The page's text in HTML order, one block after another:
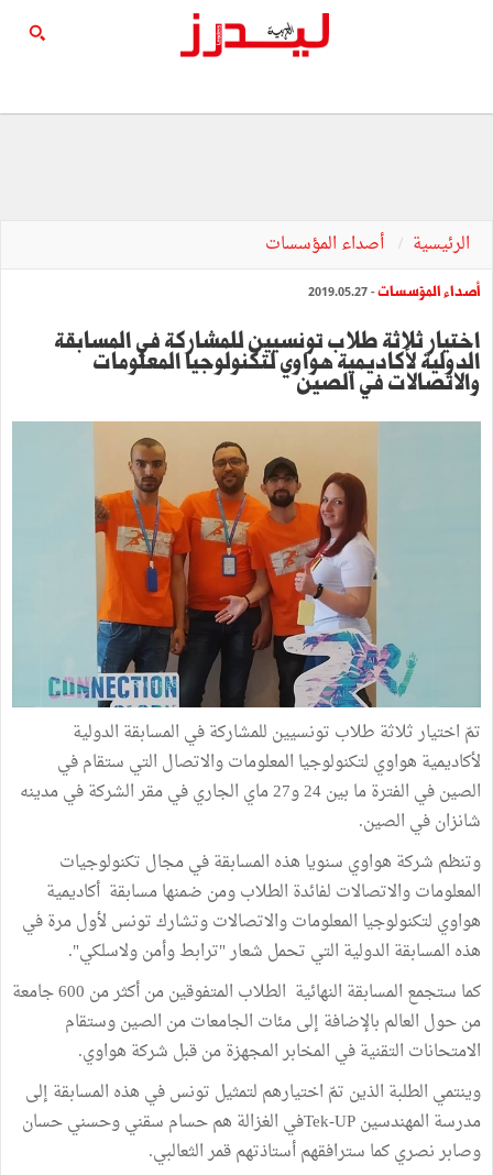
الرئيسية أصداء المؤسسات
أصداء المؤسسات- 2019.05.27
اختيار ثلاثة طلاب تونسيين للمشاركة في المسابقة
الدولية لأكاديمية هواوي لتكنولوجيا المعلومات
والاتصالات في الصين
تمّ اختيار ثلاثة طلاب تونسيين للمشاركة في المسابقة الدولية
لأكاديمية هواوي لتكنولوجيا المعلومات والاتصال التي ستقام في
الصين في الفترة ما بين 24 و27 ماي الجاري في مقر الشركة في مدينه
شانزان في الصين.
وتنظم شركة هواوي سنويا هذه المسابقة في مجال تكنولوجيات
المعلومات والاتصالات لفائدة الطلاب ومن ضمنها مسابقة أكاديمية
هواوي لتكنولوجيا المعلومات والاتصالات وتشارك تونس لأول مرة في
هذه المسابقة الدولية التي تحمل شعار "ترابط وأمن ولاسلكي".
كما ستجمع المسابقة النهائية الطلاب المتفوقين من أكثر من 600 جامعة
من حول العالم بالإضافة إلى مئات الجامعات من الصين وستقام
الامتحانات التقنية في المخابر المجهزة من قبل شركة هواوي.
وينتمي الطلبة الذين تمّ اختيارهم لتمثيل تونس في هذه المسابقة إلى
مدرسة المهندسين Tek-UPفي الغزالة هم حسام سقني وحسني حسان
وصابر نصري كما سترافقهم أستاذتهم قمر الثعالبي.